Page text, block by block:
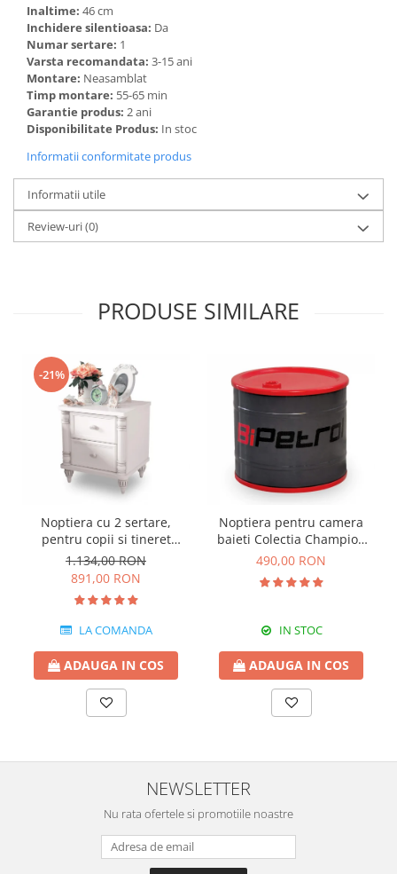
Inaltime: 46 cm
Inchidere silentioasa: Da
Numar sertare: 1
Varsta recomandata: 3-15 ani
Montare: Neasamblat
Timp montare: 55-65 min
Garantie produs: 2 ani
Disponibilitate Produs: In stoc
Informatii conformitate produs
Informatii utile
Review-uri(0)
PRODUSE SIMILARE
-21%
Noptiera cu 2 sertare,
pentru copii si tineret
Colectia Romantic,
50x42x56 cm
1.134,00 RON
891,00 RON
LA COMANDA
ADAUGA IN COS
Noptiera pentru camera
baieti Colectia Champion
Racer
490,00 RON
IN STOC
ADAUGA IN COS
NEWSLETTER
Nu rata ofertele si promotiile noastre